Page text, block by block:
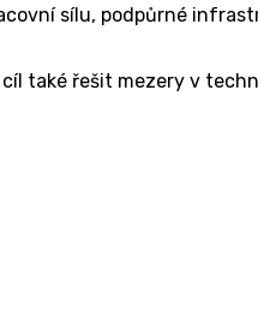
sílu, podpůrné
také řešit mezery v